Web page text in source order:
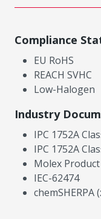
Compliance
EU RoHS
REACH SVHC
Low-Halogen
Industry
IPC 1752A
IPC 1752A
Molex
IEC-62474
chemSHERPA